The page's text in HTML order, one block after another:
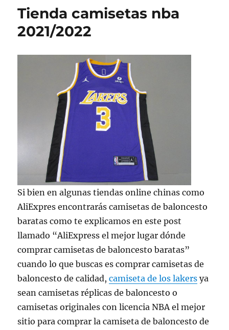
Tienda camisetas nba
2021/2022
Si bien en algunas tiendas online chinas como
AliExpres encontrarás camisetas de baloncesto
baratas como te explicamos en este post
llamado “AliExpress el mejor lugar dónde
comprar camisetas de baloncesto baratas”
cuando lo que buscas es comprar camisetas de
baloncesto de calidad,camiseta de los lakers ya
sean camisetas réplicas de baloncesto o
camisetas originales con licencia NBA el mejor
sitio para comprar la camiseta de baloncesto de